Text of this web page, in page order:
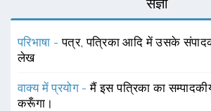
संज्ञा
परिभाषा -पत्र, पत्रिका आदि में उसके संपादक
लेख
वाक्य में प्रयोग -मैं इस पत्रिका का
करूँगा।